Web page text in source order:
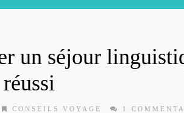
un séjour
réussi
CONSEILS VOYAGE 1